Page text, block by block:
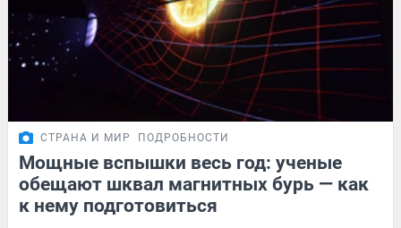
СТРАНА И МИР ПОДРОБНОСТИ
Мощные вспышки весь год: ученые
обещают шквал магнитных бурь — как
к нему подготовиться